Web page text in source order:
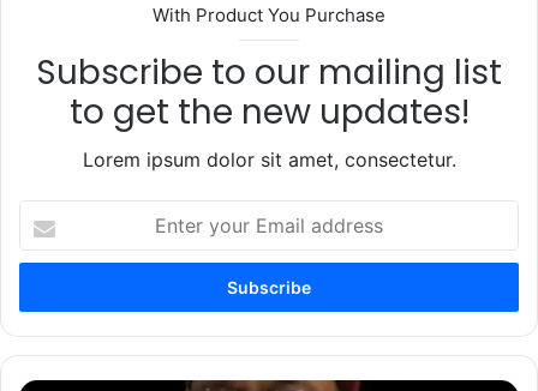
With Product You Purchase
Subscribe to our mailing list
to get the new updates!
Lorem ipsum dolor sit amet, consectetur.
your
Email